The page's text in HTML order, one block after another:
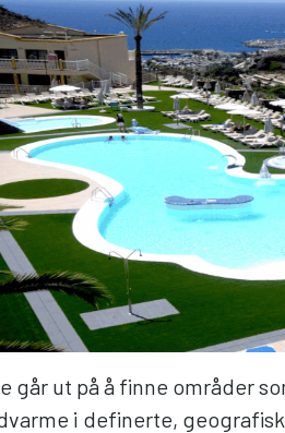
går ut på å finne områder
i definerte,